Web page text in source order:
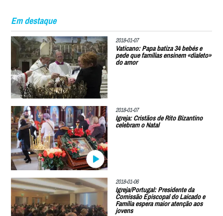
Em destaque
2018-01-07
Vaticano: Papa batiza 34 bebés e
pede que famílias ensinem «dialeto»
do amor
2018-01-07
Igreja: Cristãos de Rito Bizantino
celebram o Natal
2018-01-06
Igreja/Portugal: Presidente da
Comissão Episcopal do Laicado e
Família espera maior atenção aos
jovens